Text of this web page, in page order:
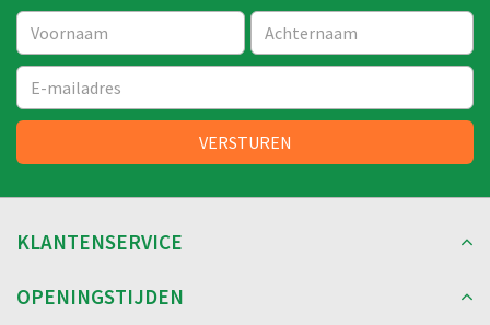
KLANTENSERVICE
OPENINGSTIJDEN